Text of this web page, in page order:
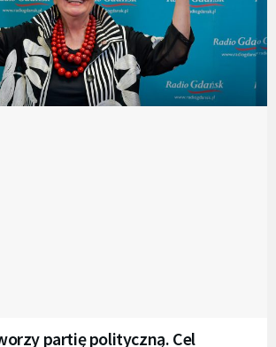
partię polityczną. Cel